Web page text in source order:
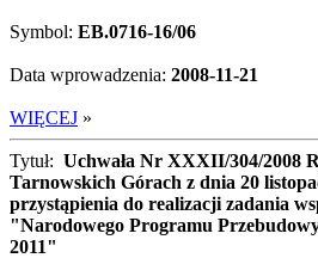
Symbol: EB.0716-16/06
Data wprowadzenia: 2008-11-21
WIĘCEJ »
Tytuł: Uchwała Nr XXXII/304/2008
Tarnowskich Górach z dnia 20
przystąpienia do realizacji zadania
"Narodowego Programu
2011"